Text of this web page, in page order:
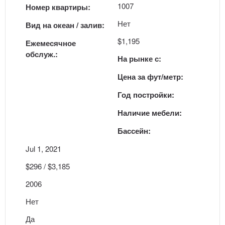
Номер квартиры:
Вид на океан / залив:
Ежемесячное
обслуж.:
1007
Нет
$1,195
На рынке с:
Цена за фут/метр:
Год постройки:
Наличие мебели:
Бассейн:
Jul 1, 2021
$296 / $3,185
2006
Нет
Да